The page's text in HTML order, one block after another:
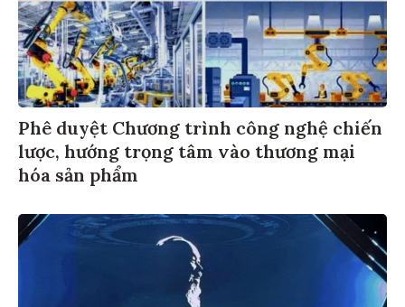
Phê duyệt Chương trình công nghệ chiến
lược, hướng trọng tâm vào thương mại
hóa sản phẩm